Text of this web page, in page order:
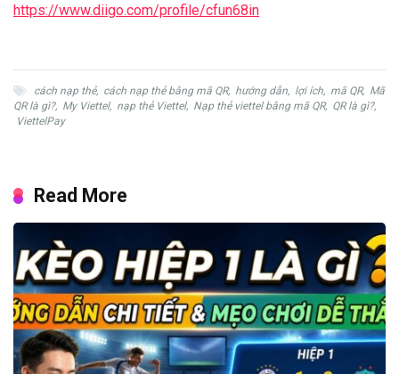
https://www.diigo.com/profile/cfun68in
cách nạp thẻ, cách nạp thẻ bằng mã QR, hướng dẫn, lợi ích, mã QR, Mã
QR là gì?, My Viettel, nạp thẻ Viettel, Nạp thẻ viettel bằng mã QR, QR là gì?,
ViettelPay
Read More